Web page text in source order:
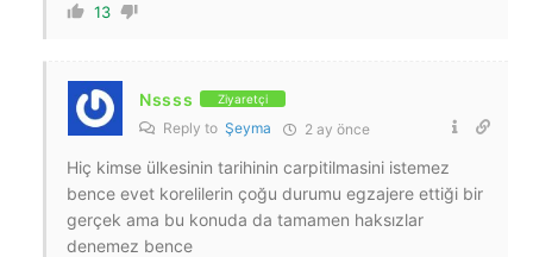
13
Nssss Ziyaretçi
Reply to Şeyma 2 ay önce
Hiç kimse ülkesinin tarihinin carpitilmasini istemez
bence evet korelilerin çoğu durumu egzajere ettiği bir
gerçek ama bu konuda da tamamen haksızlar
denemez bence